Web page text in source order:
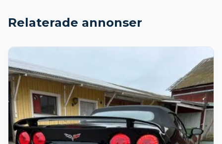
Relaterade annonser